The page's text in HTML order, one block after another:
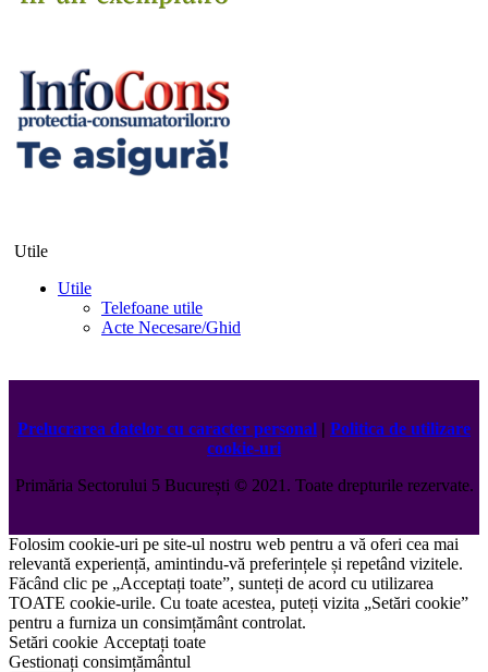
Utile
Utile
Telefoane utile
Acte Necesare/Ghid
Prelucrarea datelor cu caracter personal | Politica de utilizare
cookie-uri
Primăria Sectorului 5 București ©️2021. Toate drepturile rezervate.
Folosim cookie-uri pe site-ul nostru web pentru a vă oferi cea mai
relevantă experiență, amintindu-vă preferințele și repetând vizitele.
Făcând clic pe „Acceptați toate”, sunteți de acord cu utilizarea
TOATE cookie-urile. Cu toate acestea, puteți vizita „Setări cookie”
pentru a furniza un consimțământ controlat.
Setări cookie Acceptați toate
Gestionați consimțământul